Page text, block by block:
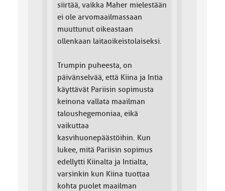
siirtää, vaikka Maher mielestään
ei ole arvomaailmassaan
muuttunut oikeastaan
ollenkaan laitaoikeistolaiseksi.
Trumpin puheesta, on
päivänselvää, että Kiina ja Intia
käyttävät Pariisin sopimusta
keinona vallata maailman
taloushegemoniaa, eikä
vaikuttaa
kasvihuonepäästöihin. Kun
lukee, mitä Pariisin sopimus
edellytti Kiinalta ja Intialta,
varsinkin kun Kiina tuottaa
kohta puolet maailman